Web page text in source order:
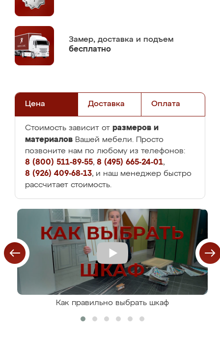
Замер, доставка и подъем
бесплатно
Цена Доставка Оплата
Стоимость зависит от размеров и
материалов Вашей мебели. Просто
позвоните нам по любому из телефонов:
8 (800) 511-89-55, 8 (495) 665-24-01,
8 (926) 409-68-13, и наш менеджер быстро
рассчитает стоимость.
Как правильно выбрать шкаф